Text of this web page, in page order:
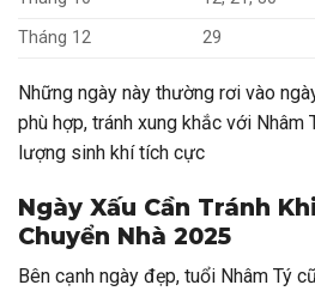
Tháng 12
29
Những ngày này thường rơi vào
phù hợp, tránh xung khắc với Nhâm
lượng sinh khí tích cực
Ngày Xấu Cần Tránh
Chuyển Nhà 2025
Bên cạnh ngày đẹp, tuổi Nhâm Tý